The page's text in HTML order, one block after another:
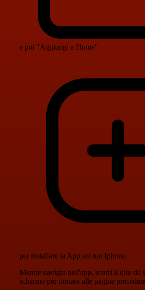
e poi "Aggiungi a Home"
per installare la App sul tuo Iphone.
Mentre navighi nell'app, scorri il dito da
schermo per tornare alle pagine